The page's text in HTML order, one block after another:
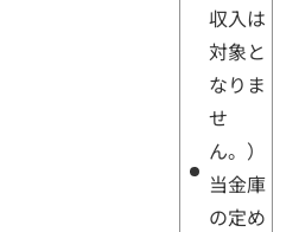
収入は
対象と
なりま
せ
ん。）
当金庫
の定め